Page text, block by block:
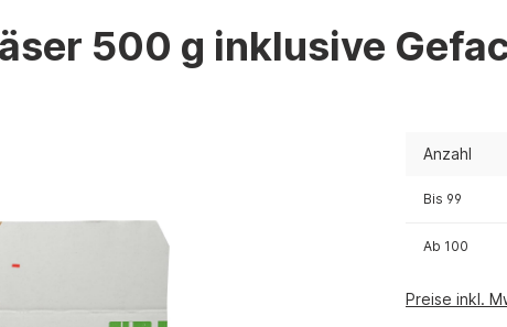
500 g inklusive
Anzahl
Bis 99
Ab 100
Preise inkl.